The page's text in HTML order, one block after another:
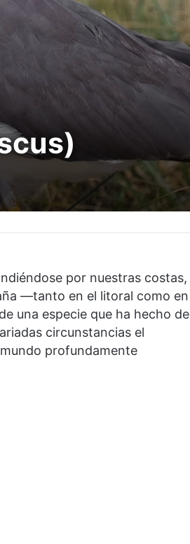
por nuestras costas,
—tanto en el litoral como en
una especie que ha hecho de
circunstancias el
profundamente